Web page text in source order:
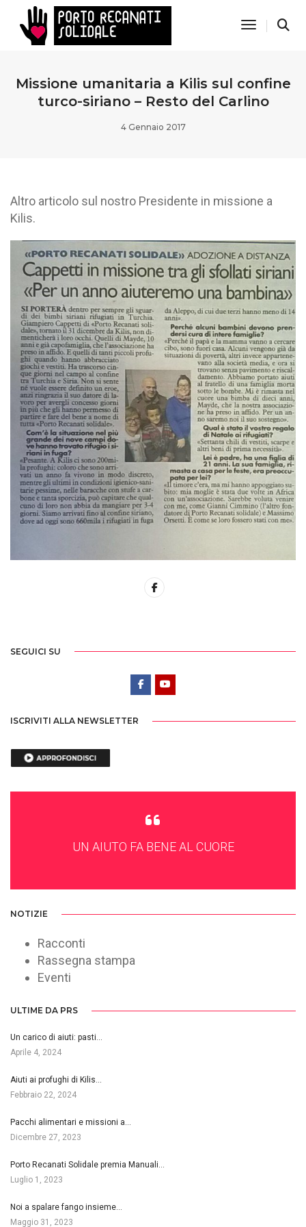
Toggle
Missione umanitaria a Kilis sul confine
turco-siriano – Resto del Carlino
4 Gennaio 2017
Altro articolo sul nostro Presidente in missione a
Kilis.
SEGUICI SU
ISCRIVITI ALLA NEWSLETTER
UN AIUTO FA BENE AL CUORE
NOTIZIE
Racconti
Rassegna stampa
Eventi
ULTIME DA PRS
Un carico di aiuti: pasti…
Aprile 4, 2024
Aiuti ai profughi di Kilis…
Febbraio 22, 2024
Pacchi alimentari e missioni a…
Dicembre 27, 2023
Porto Recanati Solidale premia Manuali…
Luglio 1, 2023
Noi a spalare fango insieme…
Maggio 31, 2023